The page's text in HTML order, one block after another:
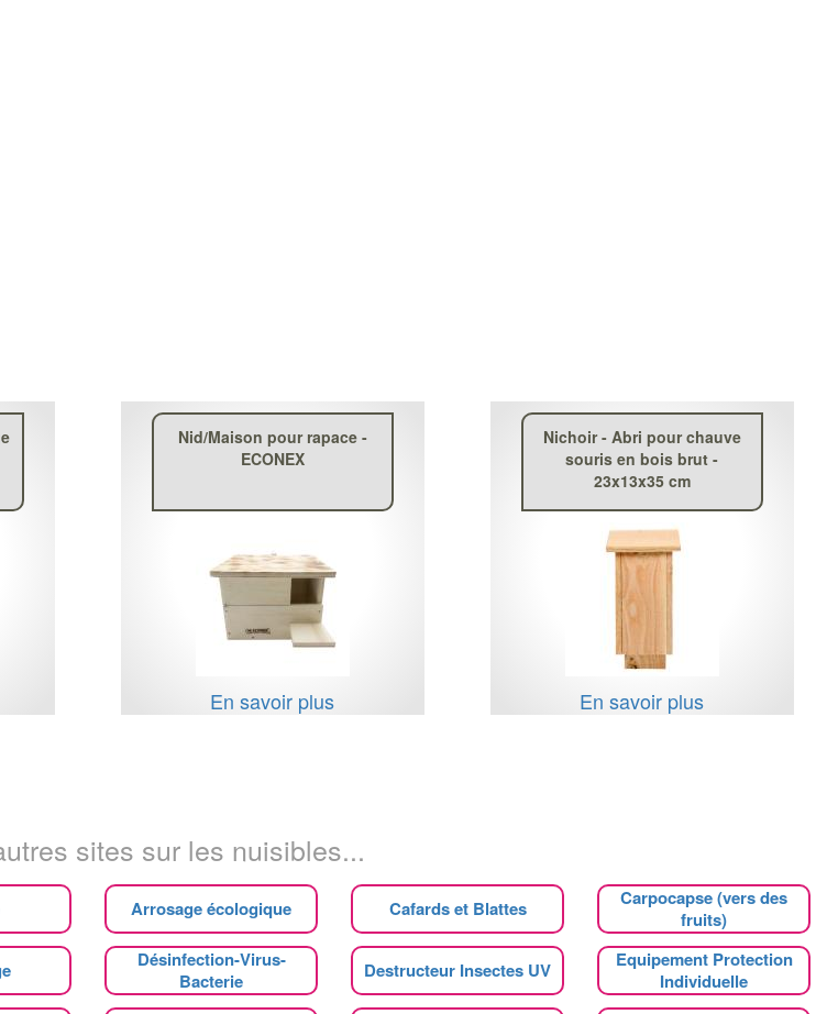
Nid/Maison pour rapace -
ECONEX
En savoir plus
Nichoir - Abri pour chauve
souris en bois brut -
23x13x35 cm
En savoir plus
sites sur les nuisibles...
Arrosage écologique Cafards et Blattes
Carpocapse (vers des
fruits)
Désinfection-Virus-
Bacterie
Destructeur Insectes UV
Equipement Protection
Individuelle